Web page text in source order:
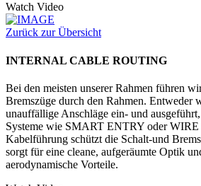
Watch Video
Zurück zur Übersicht
INTERNAL CABLE ROUTING
Bei den meisten unserer Rahmen führen
Bremszüge durch den Rahmen. Entweder
unauffällige Anschläge ein- und
Systeme wie SMART ENTRY oder WIRE
Kabelführung schützt die Schalt-und
sorgt für eine cleane, aufgeräumte Optik
aerodynamische Vorteile.